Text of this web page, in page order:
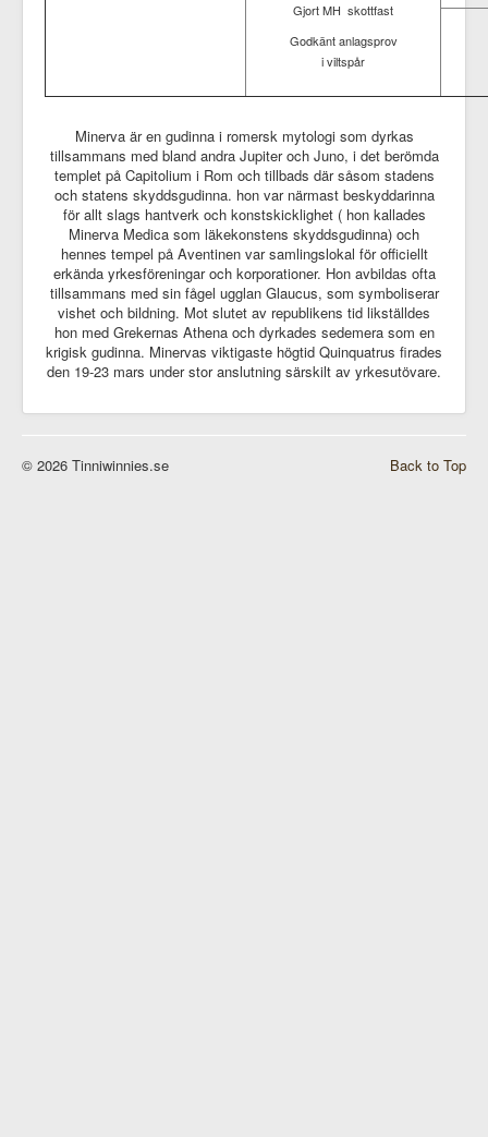
Gjort MH skottfast
Godkänt anlagsprov
i viltspår
Minerva är en gudinna i romersk mytologi som dyrkas
tillsammans med bland andra Jupiter och Juno, i det berömda
templet på Capitolium i Rom och tillbads där såsom stadens
och statens skyddsgudinna. hon var närmast beskyddarinna
för allt slags hantverk och konstskicklighet ( hon kallades
Minerva Medica som läkekonstens skyddsgudinna) och
hennes tempel på Aventinen var samlingslokal för officiellt
erkända yrkesföreningar och korporationer. Hon avbildas ofta
tillsammans med sin fågel ugglan Glaucus, som symboliserar
vishet och bildning. Mot slutet av republikens tid likställdes
hon med Grekernas Athena och dyrkades sedemera som en
krigisk gudinna. Minervas viktigaste högtid Quinquatrus firades
den 19-23 mars under stor anslutning särskilt av yrkesutövare.
Back to Top
© 2026 Tinniwinnies.se